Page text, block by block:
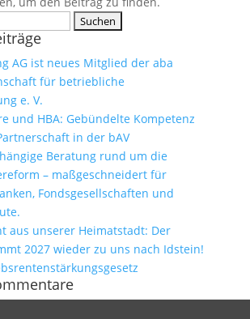
AG ist neues Mitglied der aba
für betriebliche
e. V.
und HBA: Gebündelte Kompetenz
in der bAV
Beratung rund um die
– maßgeschneidert für
Fondsgesellschaften und
aus unserer Heimatstadt: Der
2027 wieder zu uns nach Idstein!